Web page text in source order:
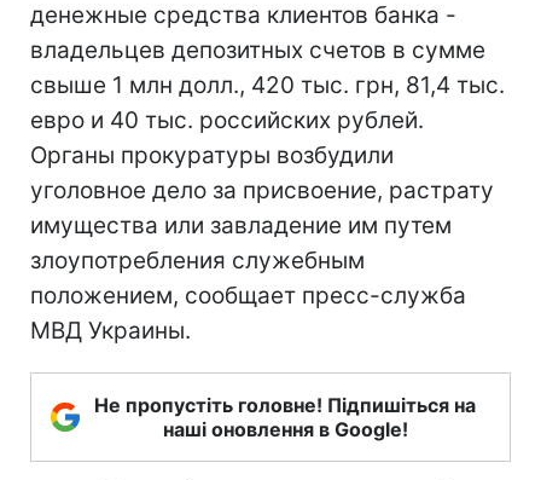
денежные средства клиентов банка -
владельцев депозитных счетов в сумме
свыше 1 млн долл., 420 тыс. грн, 81,4 тыс.
евро и 40 тыс. российских рублей.
Органы прокуратуры возбудили
уголовное дело за присвоение, растрату
имущества или завладение им путем
злоупотребления служебным
положением, сообщает пресс-служба
МВД Украины.
Не пропустіть головне! Підпишіться на
наші оновлення в Google!